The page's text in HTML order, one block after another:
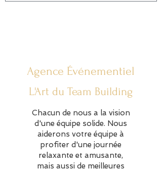
Agence Événementiel
L'Art du Team Building
Chacun de nous a la vision
d'une équipe solide. Nous
aiderons votre équipe à
profiter d'une journée
relaxante et amusante,
mais aussi de meilleures